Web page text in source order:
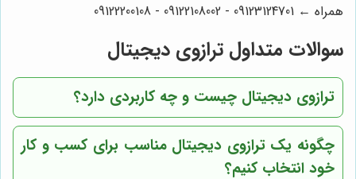
همراه ← 09123124701 - 09122108002 - 09122200108
سوالات متداول ترازوی دیجیتال
ترازوی دیجیتال چیست و چه کاربردی دارد؟
چگونه یک ترازوی دیجیتال مناسب برای کسب و کار
خود انتخاب کنیم؟